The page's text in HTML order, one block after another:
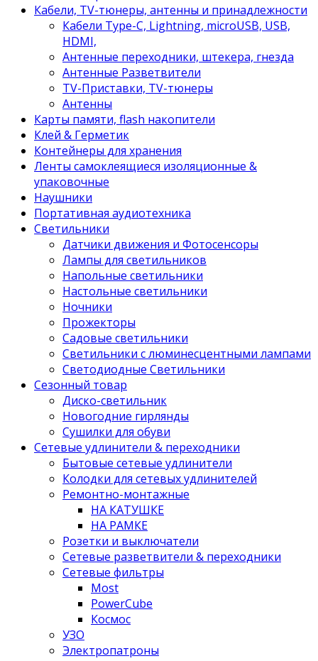
Кабели, TV-тюнеры, антенны и принадлежности
Кабели Type-C, Lightning, microUSB, USB,
HDMI,
Антенные переходники, штекера, гнезда
Антенные Разветвители
TV-Приставки, TV-тюнеры
Антенны
Карты памяти, flash накопители
Клей & Герметик
Контейнеры для хранения
Ленты самоклеящиеся изоляционные &
упаковочные
Наушники
Портативная аудиотехника
Светильники
Датчики движения и Фотосенсоры
Лампы для светильников
Напольные светильники
Настольные светильники
Ночники
Прожекторы
Садовые светильники
Светильники с люминесцентными лампами
Светодиодные Светильники
Сезонный товар
Диско-светильник
Новогодние гирлянды
Сушилки для обуви
Сетевые удлинители & переходники
Бытовые сетевые удлинители
Колодки для сетевых удлинителей
Ремонтно-монтажные
НА КАТУШКЕ
НА РАМКЕ
Розетки и выключатели
Сетевые разветвители & переходники
Сетевые фильтры
Most
PowerCube
Космос
УЗО
Электропатроны